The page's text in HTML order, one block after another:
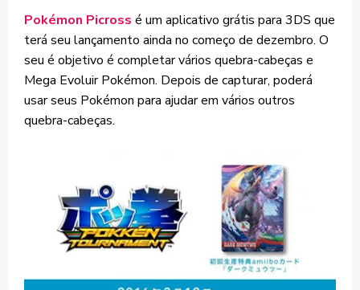
Pokémon Picross é um aplicativo grátis para 3DS que
terá seu lançamento ainda no começo de dezembro. O
seu é objetivo é completar vários quebra-cabeças e
Mega Evoluir Pokémon. Depois de capturar, poderá
usar seus Pokémon para ajudar em vários outros
quebra-cabeças.